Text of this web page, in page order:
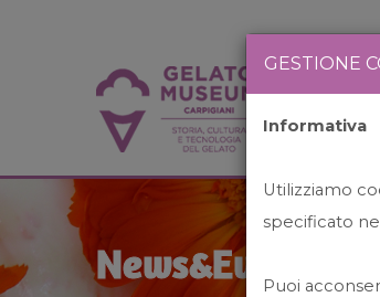
News&Events
GESTIONE
Informativa
Utilizziamo
specificato
Puoi